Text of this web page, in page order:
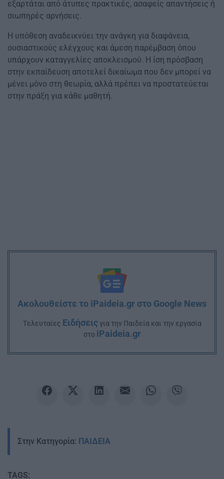
εξαρτάται από άτυπες πρακτικές, ασαφείς απαντήσεις ή
σιωπηρές αρνήσεις.
Η υπόθεση αναδεικνύει την ανάγκη για διαφάνεια,
ουσιαστικούς ελέγχους και άμεση παρέμβαση όπου
υπάρχουν καταγγελίες αποκλεισμού. Η ίση πρόσβαση
στην εκπαίδευση αποτελεί δικαίωμα που δεν μπορεί να
μένει μόνο στη θεωρία, αλλά πρέπει να προστατεύεται
στην πράξη για κάθε μαθητή.
Ακολουθείστε το iPaideia.gr στο Google News
Tελευταίες Ειδήσειςγια την Παιδεία και την εργασία
στο iPaideia.gr
Στην Κατηγορία: ΠΑΙΔΕΙΑ
TAGS: